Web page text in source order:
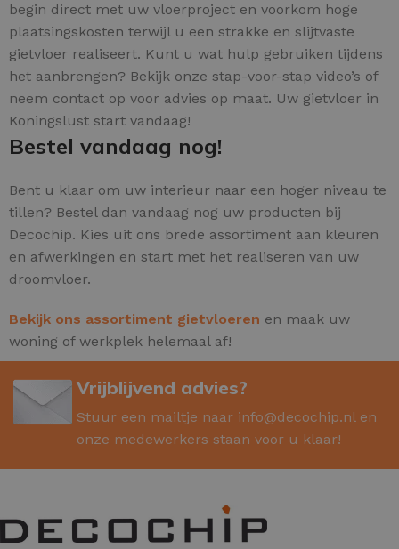
begin direct met uw vloerproject en voorkom hoge
plaatsingskosten terwijl u een strakke en slijtvaste
gietvloer realiseert. Kunt u wat hulp gebruiken tijdens
het aanbrengen? Bekijk onze stap-voor-stap video’s of
neem contact op voor advies op maat. Uw gietvloer in
Koningslust start vandaag!
Bestel vandaag nog!
Bent u klaar om uw interieur naar een hoger niveau te
tillen? Bestel dan vandaag nog uw producten bij
Decochip. Kies uit ons brede assortiment aan kleuren
en afwerkingen en start met het realiseren van uw
droomvloer.
Bekijk ons assortiment gietvloeren en maak uw
woning of werkplek helemaal af!
Vrijblijvend advies?
Stuur een mailtje naar info@decochip.nlen
onze medewerkers staan voor u klaar!